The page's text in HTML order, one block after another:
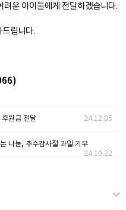
운 아이들에게 전달하겠습니다.
드립니다.
원금 전달 24.12.05
나눔, 추수감사절 과일 기부
24.10.22